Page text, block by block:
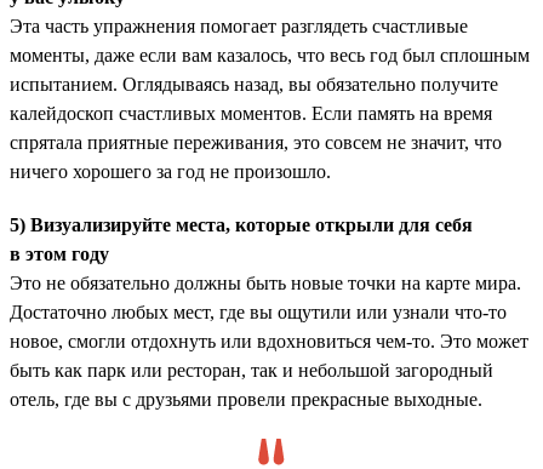
Эта часть упражнения помогает разглядеть счастливые
моменты, даже если вам казалось, что весь год был сплошным
испытанием. Оглядываясь назад, вы обязательно получите
калейдоскоп счастливых моментов. Если память на время
спрятала приятные переживания, это совсем не значит, что
ничего хорошего за год не произошло.
5) Визуализируйте места, которые открыли для себя
в этом году
Это не обязательно должны быть новые точки на карте мира.
Достаточно любых мест, где вы ощутили или узнали что-то
новое, смогли отдохнуть или вдохновиться чем-то. Это может
быть как парк или ресторан, так и небольшой загородный
отель, где вы с друзьями провели прекрасные выходные.